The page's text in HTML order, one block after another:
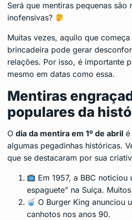
Será que mentiras pequenas são
inofensivas?
Muitas vezes, aquilo que
brincadeira pode gerar
relações. Por isso, é importante
mesmo em datas como essa.
Mentiras
populares da
O dia da mentira em 1º de abril é
algumas pegadinhas históricas.
que se destacaram por sua
Em 1957, a BBC noticiou
espaguete” na Suíça.
O Burger King anunciou
canhotos nos anos 90.